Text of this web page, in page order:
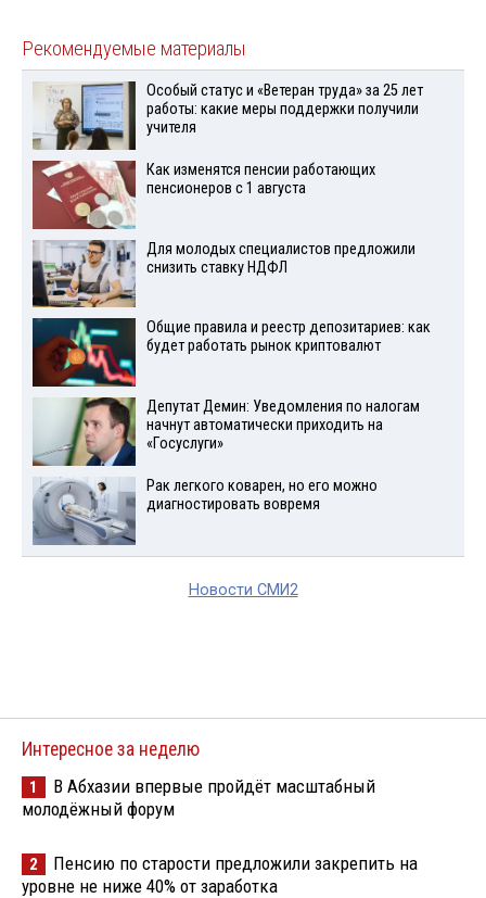
Рекомендуемые материалы
Особый статус и «Ветеран труда» за 25 лет
работы: какие меры поддержки получили
учителя
Как изменятся пенсии работающих
пенсионеров с 1 августа
Для молодых специалистов предложили
снизить ставку НДФЛ
Общие правила и реестр депозитариев: как
будет работать рынок криптовалют
Депутат Демин: Уведомления по налогам
начнут автоматически приходить на
«Госуслуги»
Рак легкого коварен, но его можно
диагностировать вовремя
Новости СМИ2
Интересное за неделю
1
В Абхазии впервые пройдёт масштабный
молодёжный форум
2
Пенсию по старости предложили закрепить на
уровне не ниже 40% от заработка